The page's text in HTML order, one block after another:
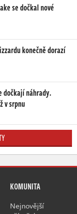
se dočkal nové
konečně dorazí
dočkají náhrady.
v srpnu
KOMUNITA
Nejnovější